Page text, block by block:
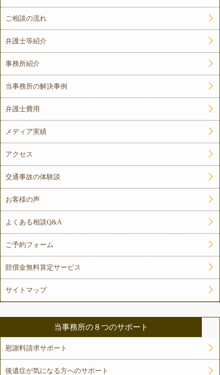
ご相談の流れ
弁護士等紹介
事務所紹介
当事務所の解決事例
弁護士費用
メディア実績
アクセス
交通事故の体験談
お客様の声
よくある相談Q&A
ご予約フォーム
賠償金無料算定サービス
サイトマップ
当事務所の８つのサポート
慰謝料請求サポート
後遺症が気になる方へのサポート